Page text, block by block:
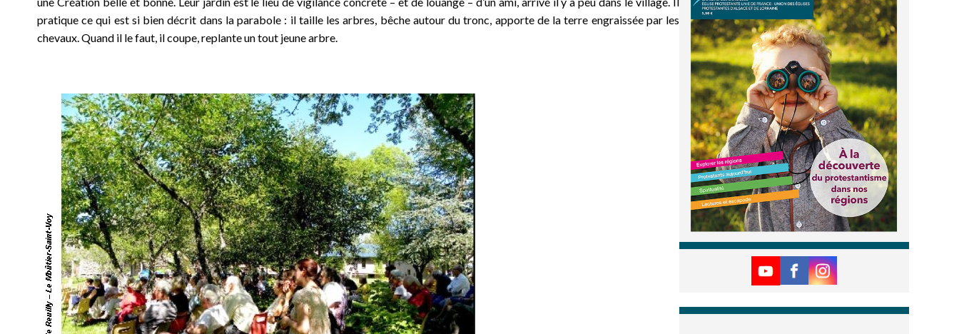
pratique ce qui est si bien décrit dans la parabole : il taille les arbres, bêche autour du tronc, apporte de la terre engraissée par les
chevaux. Quand il le faut, il coupe, replante un tout jeune arbre.